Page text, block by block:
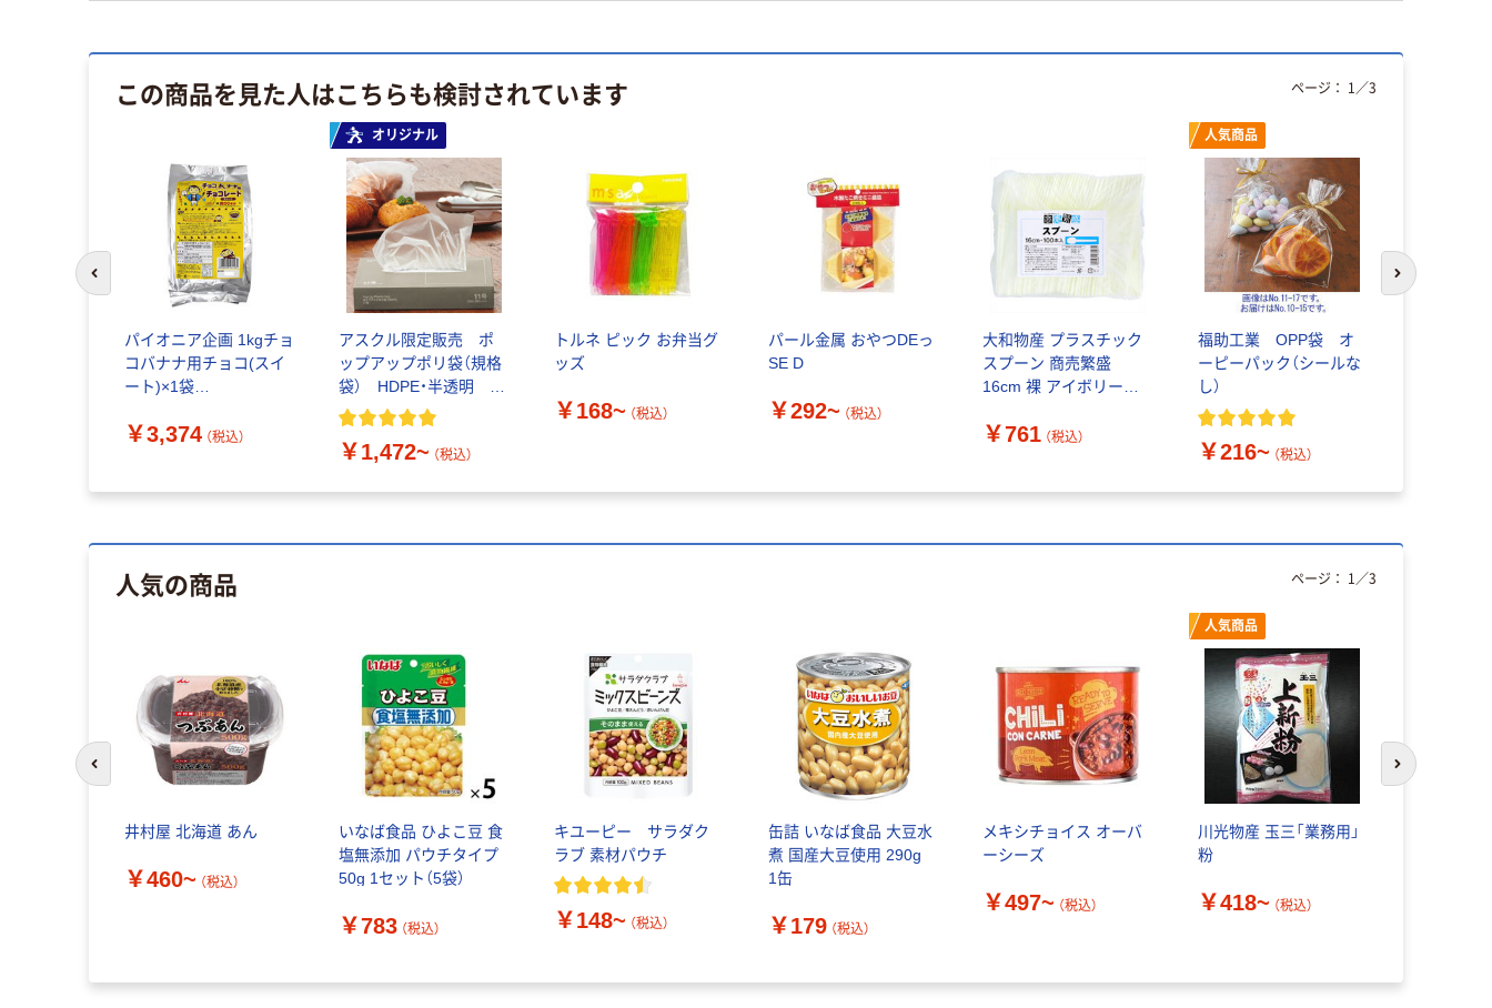
この商品を見た人はこちらも検討されています
パイオニア企画 1kgチョ
コバナナ用チョコ(スイ
ート)×1袋
(1kg)（直送品）
￥3,374 （税込）
オリジナル
アスクル限定販売 ポ
ップアップポリ袋（規格
袋） HDPE・半透明
0.008mm厚 伊藤忠リ
￥1,472~ （税込）
トルネ ピック お弁当グ
ッズ
￥168~ （税込）
パール金属 おやつDEっ
SE D
￥292~ （税込）
大和物産 プラスチック
スプーン 商売繁盛
16cm 裸 アイボリー
￥761 （税込）
人気商品
福助工業 OPP袋 オ
ーピーパック（シールな
し）
￥216~ （税込）
ページ： 1 ／3
前のスライドへ 次のスライド
人気の商品
井村屋 北海道 あん
￥460~ （税込）
いなば食品 ひよこ豆 食
塩無添加 パウチタイプ
50g 1セット（5袋）
￥783 （税込）
キユーピー サラダク
ラブ 素材パウチ
￥148~ （税込）
缶詰 いなば食品 大豆水
煮 国産大豆使用 290g
1缶
￥179 （税込）
メキシチョイス オーバ
ーシーズ
￥497~ （税込）
人気商品
川光物産 玉三「業務用」
粉
￥418~ （税込）
ページ： 1 ／3
前のスライドへ 次のスライド